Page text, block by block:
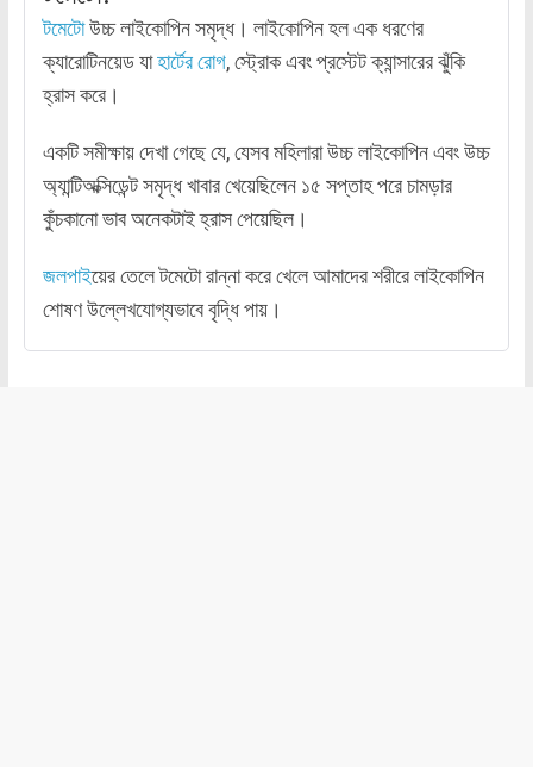
টমেটোউচ্চ লাইকোপিন সমৃদ্ধ। লাইকোপিন হল এক ধরণের
ক্যারোটিনয়েড যাহার্টের রোগ, স্ট্রোক এবং প্রস্টেট ক্যান্সারের ঝুঁকি
হ্রাস করে।
একটি সমীক্ষায় দেখা গেছে যে, যেসব মহিলারা উচ্চ লাইকোপিন এবং উচ্চ
অ্যান্টিঅক্সিডেন্ট সমৃদ্ধ খাবার খেয়েছিলেন ১৫ সপ্তাহ পরে চামড়ার
কুঁচকানো ভাব অনেকটাই হ্রাস পেয়েছিল।
জলপাইয়ের তেলে টমেটো রান্না করে খেলে আমাদের শরীরে লাইকোপিন
শোষণ উল্লেখযোগ্যভাবে বৃদ্ধি পায়।